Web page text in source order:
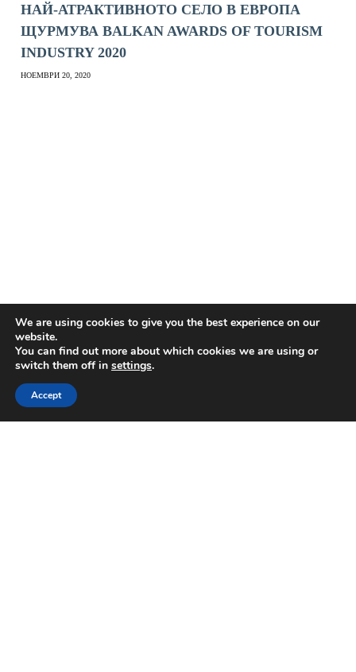
НАЙ-АТРАКТИВНОТО СЕЛО В ЕВРОПА
ЩУРМУВА BALKAN AWARDS OF TOURISM
INDUSTRY 2020
НОЕМВРИ 20, 2020
We are using cookies to give you the best experience on our
website.
You can find out more about which cookies we are using or
switch them off in settings.
Accept